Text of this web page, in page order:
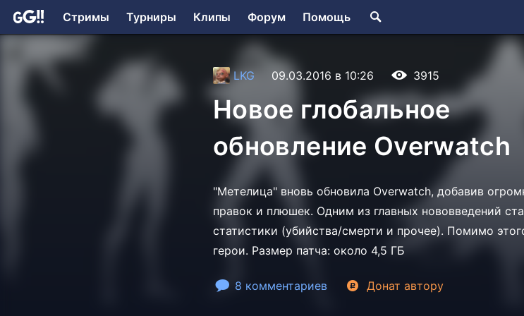
Стримы Турниры Клипы Форум Помощь
LKG 09.03.2016 в 10:26 3915
Новое глобальное
обновление Overwatch
"Метелица" вновь обновила Overwatch, добавив
правок и плюшек. Одним из главных нововведений
статистики (убийства/смерти и прочее). Помимо
герои. Размер патча: около 4,5 ГБ
8 комментариев Донат автору